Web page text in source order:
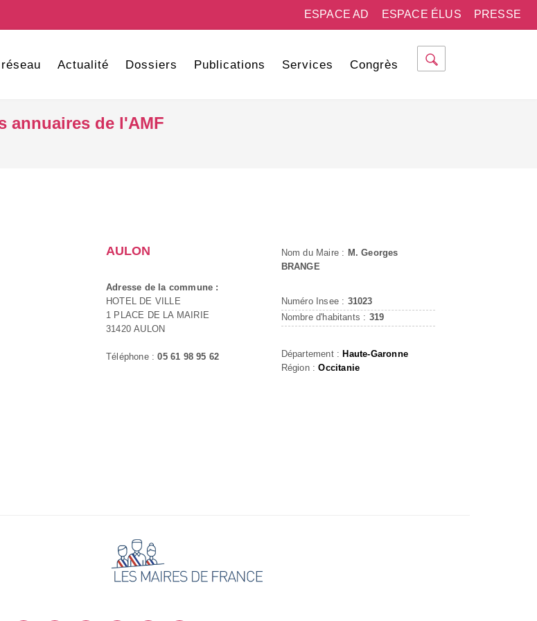
PRESSE
ESPACE ÉLUS
ESPACE AD
Actualité Dossiers Publications Services Congrès
annuaires de l'AMF
AULON
Adresse de la commune :
HOTEL DE VILLE
1 PLACE DE LA MAIRIE
31420 AULON
Téléphone :05 61 98 95 62
Nom du Maire : M. Georges
BRANGE
Numéro Insee : 31023
Nombre d'habitants : 319
Département : Haute-Garonne
Région :Occitanie